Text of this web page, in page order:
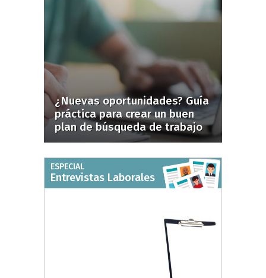
¿Nuevas oportunidades? Guía
práctica para crear un buen
plan de búsqueda de trabajo
ESPECIAL
Entrevistas Laborales